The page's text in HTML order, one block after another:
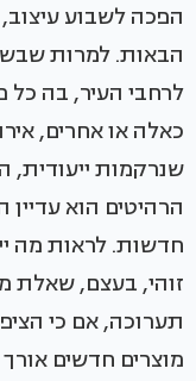
הפכה לשבוע
הבאות. למרות
לרחבי העיר, בה כל
כאלה או אחרים,
שנרקמות
הרהיטים הוא
חדשות. לראות מה
זוהי, בעצם, שאלת
תערוכה, אם כי
מוצרים חדשים